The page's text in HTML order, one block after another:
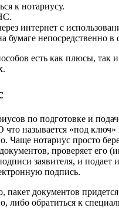
к нотариусу.
интернет с
бумаге непосредственно
есть как плюсы, так
по подготовке и
называется «под ключ»
Чаще нотариус просто
проверяет его
заявителя, и подает
подпись.
пакет документов
либо обратиться к